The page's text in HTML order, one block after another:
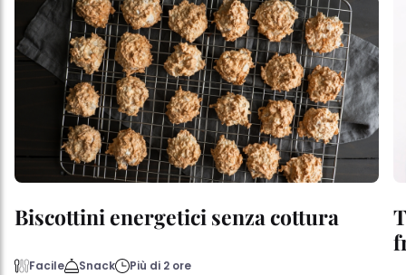
Biscottini energetici senza cottura
Facile Snack Più di 2 ore